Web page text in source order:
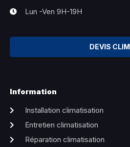
Lun -Ven 9H-19H
DEVIS CLIM
Information
Installation climatisation
Entretien climatisation
Réparation climatisation